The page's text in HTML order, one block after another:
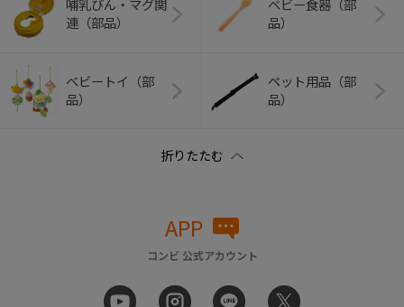
哺乳びん・マグ関
連（部品）
ベビー食器（部
品）
ベビートイ（部
品）
ペット用品（部
品）
APP
コンビ 公式アカウント